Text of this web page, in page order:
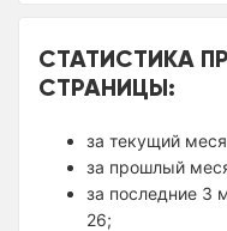
СТАТИСТИКА
СТРАНИЦЫ:
за текущий
за прошлый
за последние 3
26;